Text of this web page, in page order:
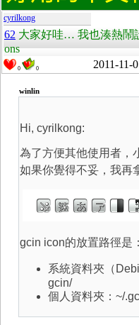
cyrilkong
62 大家好哇… 我也湊熱鬧
ons
0 0 2011-11-
winlin
Hi, cyrilkong:
為了方便其他使用者，
如果你覺得不妥，我再
gcin icon的放置路徑是：
系統資料夾（
gcin/
個人資料夾：~/